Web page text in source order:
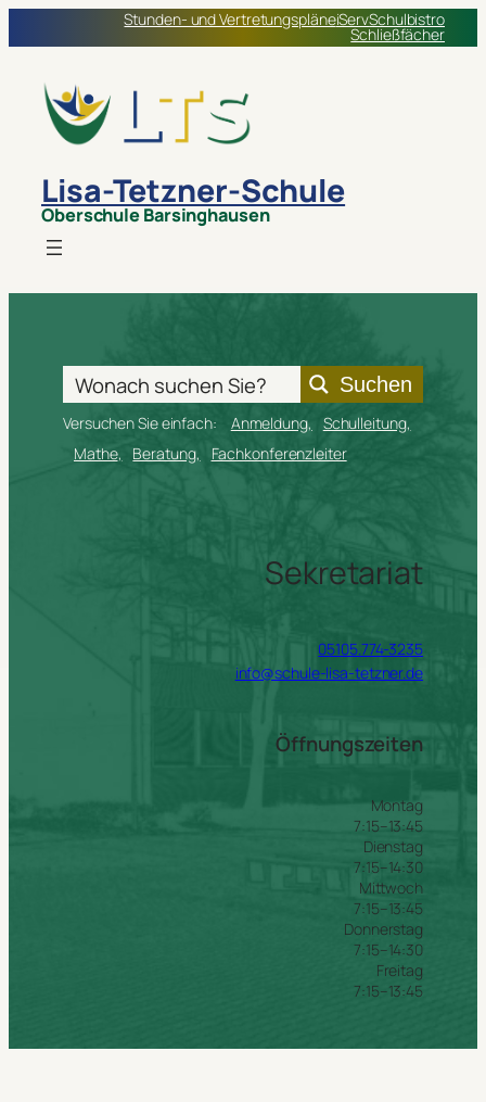
Inhalt
Stunden- und VertretungspläneiServSchulbistro
Schließfächer
Lisa-Tetzner-Schule
Oberschule Barsinghausen
Suchen
Versuchen Sie einfach: Anmeldung
Schulleitung
Mathe
Beratung Fachkonferenzleiter
Sekretariat
05105.774-3235
info@schule-lisa-tetzner.de
Öffnungszeiten
Montag
7:15–13:45
Dienstag
7:15–14:30
Mittwoch
7:15–13:45
Donnerstag
7:15–14:30
Freitag
7:15–13:45